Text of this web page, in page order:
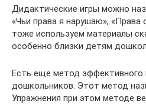
Дидактические игры можно
«Чьи права я нарушаю», «Права
тоже используем материалы
особенно близки детям
Есть еще метод эффективного
дошкольников. Этот метод
Упражнения при этом методе